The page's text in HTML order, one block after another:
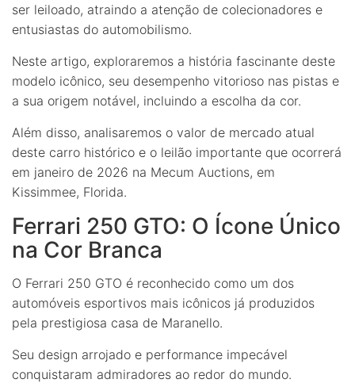
ser leiloado, atraindo a atenção de colecionadores e
entusiastas do automobilismo.
Neste artigo, exploraremos a história fascinante deste
modelo icônico, seu desempenho vitorioso nas pistas e
a sua origem notável, incluindo a escolha da cor.
Além disso, analisaremos o valor de mercado atual
deste carro histórico e o leilão importante que ocorrerá
em janeiro de 2026 na Mecum Auctions, em
Kissimmee, Florida.
Ferrari 250 GTO: O Ícone Único
na Cor Branca
O Ferrari 250 GTO é reconhecido como um dos
automóveis esportivos mais icônicos já produzidos
pela prestigiosa casa de Maranello.
Seu design arrojado e performance impecável
conquistaram admiradores ao redor do mundo.